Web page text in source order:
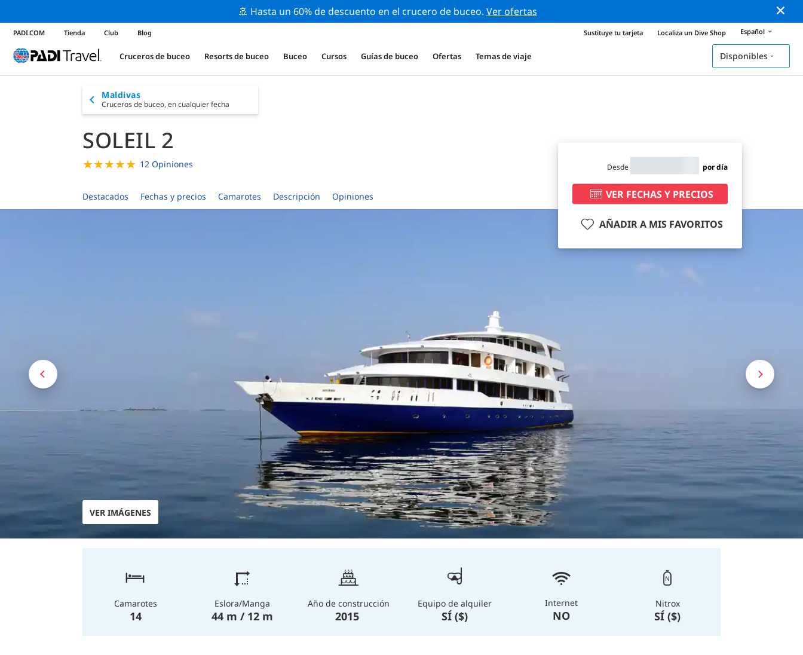
🚢 Hasta un 60% de descuento en el crucero de buceo. Ver ofertas
PADI.COM Tienda Club Blog Sustituye tu tarjeta Localiza un Dive Shop Español
Cruceros de buceo Resorts de buceo Buceo Cursos Guías de buceo Ofertas Temas de viaje Disponibles
Maldivas
Cruceros de buceo, en cualquier fecha
SOLEIL 2
★★★★★ 12 Opiniones
Destacados Fechas y precios Camarotes Descripción Opiniones
Desde por día
VER FECHAS Y PRECIOS
AÑADIR A MIS FAVORITOS
VER IMÁGENES
Camarotes
14
Eslora/Manga
44 m / 12 m
Año de construcción
2015
Equipo de alquiler
SÍ ($)
Internet
NO
Nitrox
SÍ ($)